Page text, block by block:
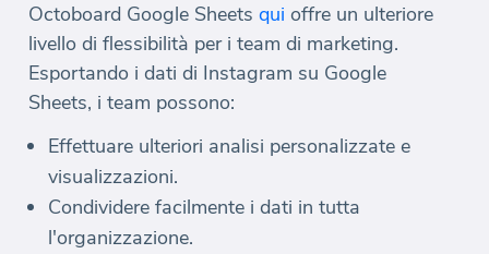
Octoboard Google Sheets qui offre un ulteriore
livello di flessibilità per i team di marketing.
Esportando i dati di Instagram su Google
Sheets, i team possono:
Effettuare ulteriori analisi personalizzate e
visualizzazioni.
Condividere facilmente i dati in tutta
l'organizzazione.